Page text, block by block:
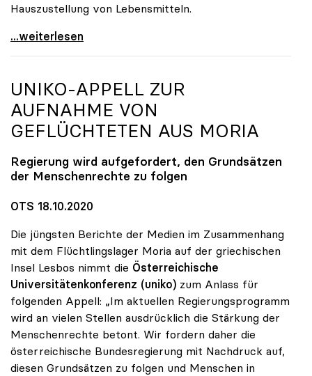
Hauszustellung von Lebensmitteln.
Online-Kampagne „UNInteressant?“ legt Fokus auf
...weiterlesen
UNIKO-APPELL ZUR
AUFNAHME VON
GEFLÜCHTETEN AUS MORIA
Regierung wird aufgefordert, den Grundsätzen
der Menschenrechte zu folgen
OTS 18.10.2020
Die jüngsten Berichte der Medien im Zusammenhang
mit dem Flüchtlingslager Moria auf der griechischen
Insel Lesbos nimmt die Österreichische
Universitätenkonferenz (uniko) zum Anlass für
folgenden Appell: „Im aktuellen Regierungsprogramm
wird an vielen Stellen ausdrücklich die Stärkung der
Menschenrechte betont. Wir fordern daher die
österreichische Bundesregierung mit Nachdruck auf,
diesen Grundsätzen zu folgen und Menschen in